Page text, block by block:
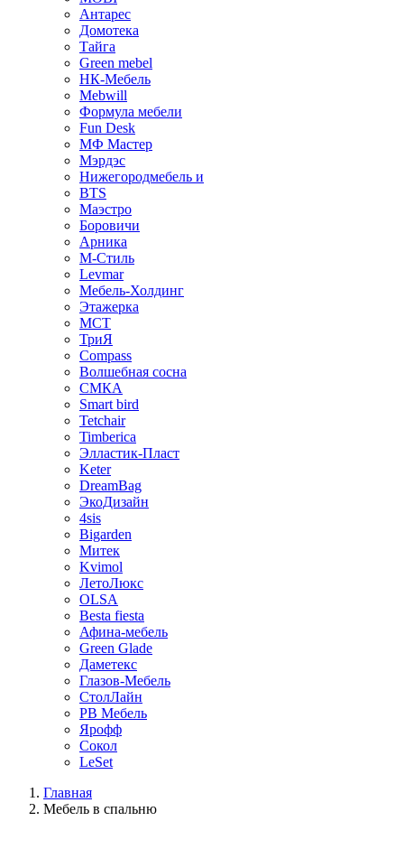
Антарес
Домотека
Тайга
Green mebel
НК-Мебель
Mebwill
Формула мебели
Fun Desk
МФ Мастер
Мэрдэс
Нижегородмебель и
BTS
Маэстро
Боровичи
Арника
М-Стиль
Levmar
Мебель-Холдинг
Этажерка
МСТ
ТриЯ
Compass
Волшебная сосна
СМКА
Smart bird
Tetchair
Timberica
Элластик-Пласт
Keter
DreamBag
ЭкоДизайн
4sis
Bigarden
Митек
Kvimol
ЛетоЛюкс
OLSA
Besta fiesta
Афина-мебель
Green Glade
Даметекс
Глазов-Мебель
СтолЛайн
РВ Мебель
Ярофф
Сокол
LeSet
Главная
Мебель в спальню